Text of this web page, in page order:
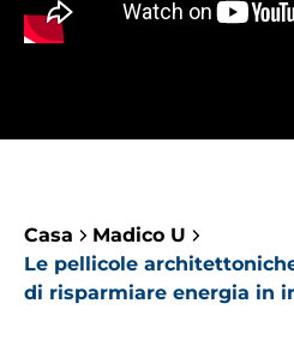
Casa
Madico U
Le pellicole
di risparmiare energia in